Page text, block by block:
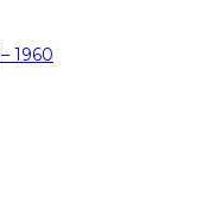
1960